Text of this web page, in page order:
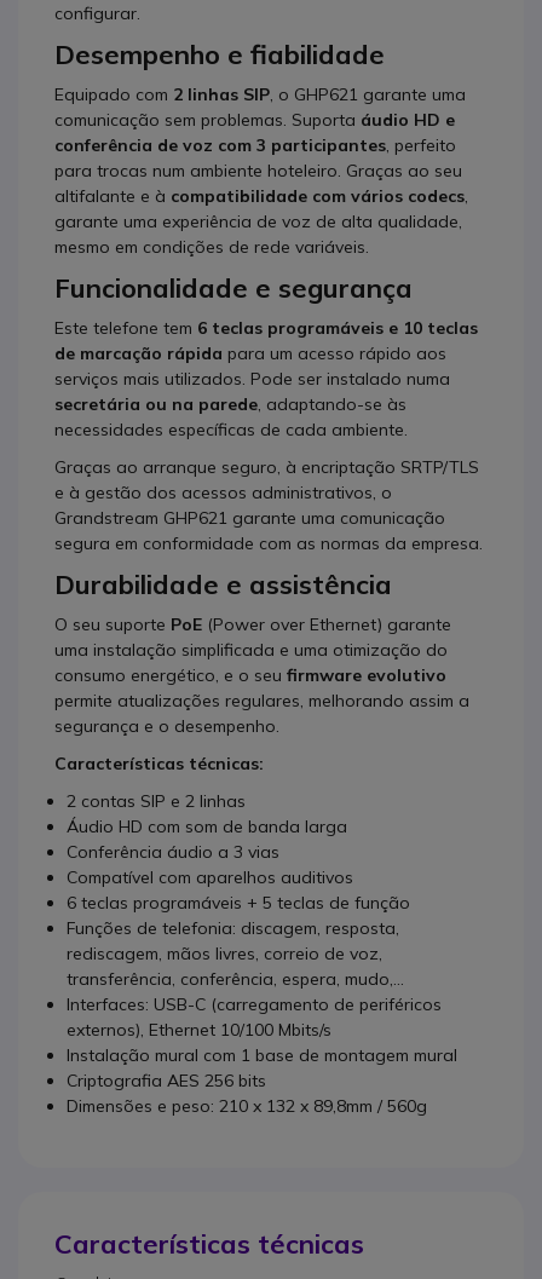
configurar.
Desempenho e fiabilidade
Equipado com 2 linhas SIP , o GHP621 garante uma
comunicação sem problemas. Suporta áudio HD e
conferência de voz com 3 participantes , perfeito
para trocas num ambiente hoteleiro. Graças ao seu
altifalante e à compatibilidade com vários codecs
garante uma experiência de voz de alta qualidade,
mesmo em condições de rede variáveis.
Funcionalidade e segurança
Este telefone tem 6 teclas programáveis e 10 teclas
de marcação rápida para um acesso rápido aos
serviços mais utilizados. Pode ser instalado numa
secretária ou na parede , adaptando-se às
necessidades específicas de cada ambiente.
Graças ao arranque seguro, à encriptação SRTP/TLS
e à gestão dos acessos administrativos, o
Grandstream GHP621 garante uma comunicação
segura em conformidade com as normas da empresa.
Durabilidade e assistência
O seu suporte PoE (Power over Ethernet) garante
uma instalação simplificada e uma otimização do
consumo energético, e o seu firmware evolutivo
permite atualizações regulares, melhorando assim a
segurança e o desempenho.
Características técnicas:
2 contas SIP e 2 linhas
Áudio HD com som de banda larga
Conferência áudio a 3 vias
Compatível com aparelhos auditivos
6 teclas programáveis + 5 teclas de função
Funções de telefonia: discagem, resposta,
rediscagem, mãos livres, correio de voz,
transferência, conferência, espera, mudo,...
Interfaces: USB-C (carregamento de periféricos
externos), Ethernet 10/100 Mbits/s
Instalação mural com 1 base de montagem mural
Criptografia AES 256 bits
Dimensões e peso: 210 x 132 x 89,8mm / 560g
Características técnicas